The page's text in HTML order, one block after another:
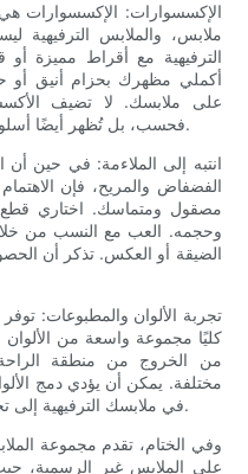
ملابس، والملابس الترفيهية
الترفيهية مع أقراط مميزة أو
أكملي مظهرك بحزام أنيق أو
على ملابسك. لا تضيف
فحسب، بل تُظهر أيضًا أسلوبك الشخصي وترفع من مظهرك العام.
الفضفاض والمريح، فإن
مصقول ومتماسك. اختاري
وحجمه. العب مع النسب من
الضيقة أو العكس. تذكر أن
كليًا مجموعة واسعة من الألوان
من الخروج من منطقة
مختلفة. يمكن أن يؤدي دمج
في ملابسك الترفيهية إلى تحسين أسلوبك على الفور والإدلاء ببيان.
وفي الختام، تقدم مجموعة
على الملابس غير الرسمية،